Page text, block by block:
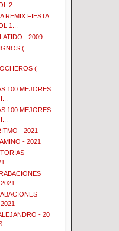
2...
REMIX FIESTA
1...
- 2009
(
(
100 MEJORES
100 MEJORES
- 2021
- 2021
- 20